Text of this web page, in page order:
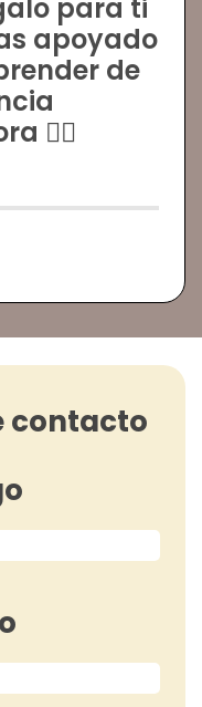
para ti
apoyado
de
👇🏻
contacto